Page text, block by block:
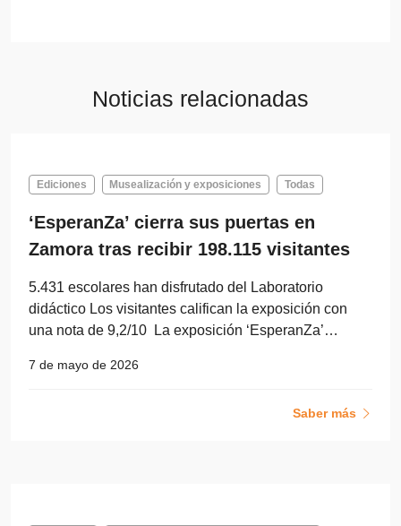
Noticias relacionadas
Ediciones Musealización y exposiciones Todas
‘EsperanZa’ cierra sus puertas en
Zamora tras recibir 198.115 visitantes
5.431 escolares han disfrutado del Laboratorio
didáctico Los visitantes califican la exposición con
una nota de 9,2/10 La exposición ‘EsperanZa’…
7 de mayo de 2026
Saber más